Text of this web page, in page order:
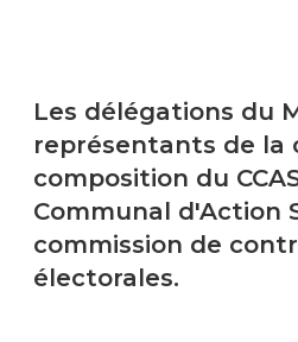
Les délégations du
représentants de la
composition du
Communal d'Action
commission de
électorales.